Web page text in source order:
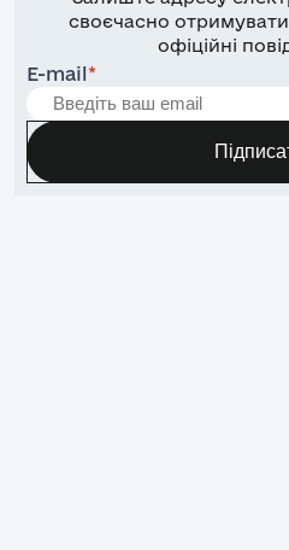
своєчасно
офіційні
E-mail*